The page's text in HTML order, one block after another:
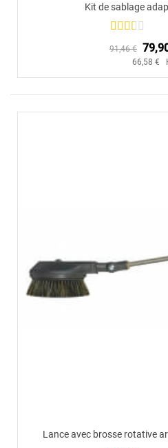
Kit de sablage
91,46 €
66,58 €
Lance avec brosse rotative